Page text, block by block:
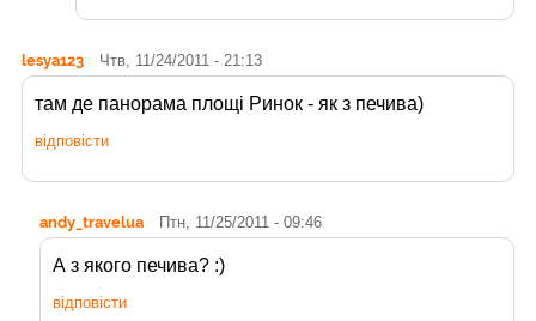
lesya123 Чтв, 11/24/2011 - 21:13
там де панорама площі Ринок - як з печива)
відповісти
andy_travelua Птн, 11/25/2011 - 09:46
А з якого печива? :)
відповісти